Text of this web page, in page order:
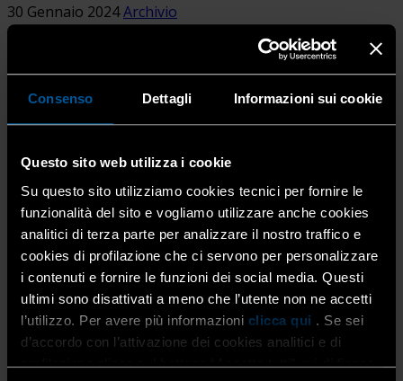
Consenso Dettagli Informazioni sui cookie
Questo sito web utilizza i cookie
Su questo sito utilizziamo cookies tecnici per fornire le
funzionalità del sito e vogliamo utilizzare anche cookies
analitici di terza parte per analizzare il nostro traffico e
cookies di profilazione che ci servono per personalizzare
i contenuti e fornire le funzioni dei social media. Questi
ultimi sono disattivati a meno che l’utente non ne accetti
l’utilizzo. Per avere più informazioni clicca qui . Se sei
d’accordo con l’attivazione dei cookies analitici e di
profilazione clicca sul bottone “Accetta tutti” qui di fianco.
30 Gennaio 2024Archivio
Confartigianato Trasporti informa che il governo
austriaco ha pubblicato il calendario dei divieti che
gennaio al 30 marzo 2024, oltre il calendario per […]
Opel: da oggi fatti trasportare dai veicoli
commerciali in convenzione
30 Gennaio 2024Convenzioni,Home